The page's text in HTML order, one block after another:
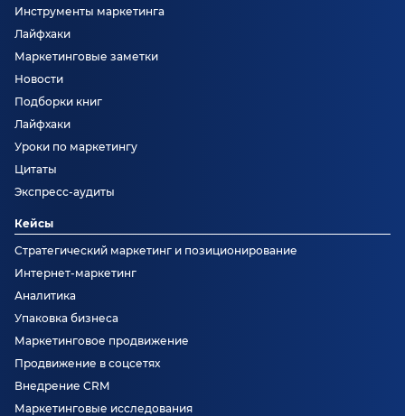
Инструменты маркетинга
Лайфхаки
Маркетинговые заметки
Новости
Подборки книг
Лайфхаки
Уроки по маркетингу
Цитаты
Экспресс-аудиты
Кейсы
Стратегический маркетинг и позиционирование
Интернет-маркетинг
Аналитика
Упаковка бизнеса
Маркетинговое продвижение
Продвижение в соцсетях
Внедрение CRM
Маркетинговые исследования